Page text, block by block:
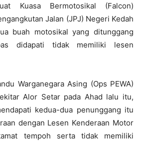
Kuasa Bermotosikal (Falcon)
Jalan (JPJ) Negeri Kedah
buah motosikal yang ditunggang
didapati tidak memiliki lesen
Warganegara Asing (Ops PEWA)
Alor Setar pada Ahad lalu itu,
kedua-dua penunggang itu
dengan Lesen Kenderaan Motor
tempoh serta tidak memiliki